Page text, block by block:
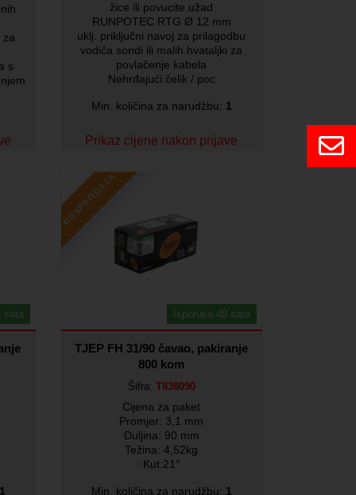
za
s
žice ili povucite užad
RUNPOTEC RTG Ø 12 mm
uklj. priključni navoj za prilagodbu
vodiča sondi ili malih hvataljki za
povlačenje kabela
Nehrđajući čelik / poc
Min. količina za narudžbu: 1
Prikaz cijene nakon prijave
sata
1
RASPRODAJA
Isporuka 48 sata
TJEP FH 31/90 čavao, pakiranje
800 kom
Šifra: T838090
Cijena za paket
Promjer: 3,1 mm
Duljina: 90 mm
Težina: 4,52kg
Kut:21°
Min. količina za narudžbu: 1